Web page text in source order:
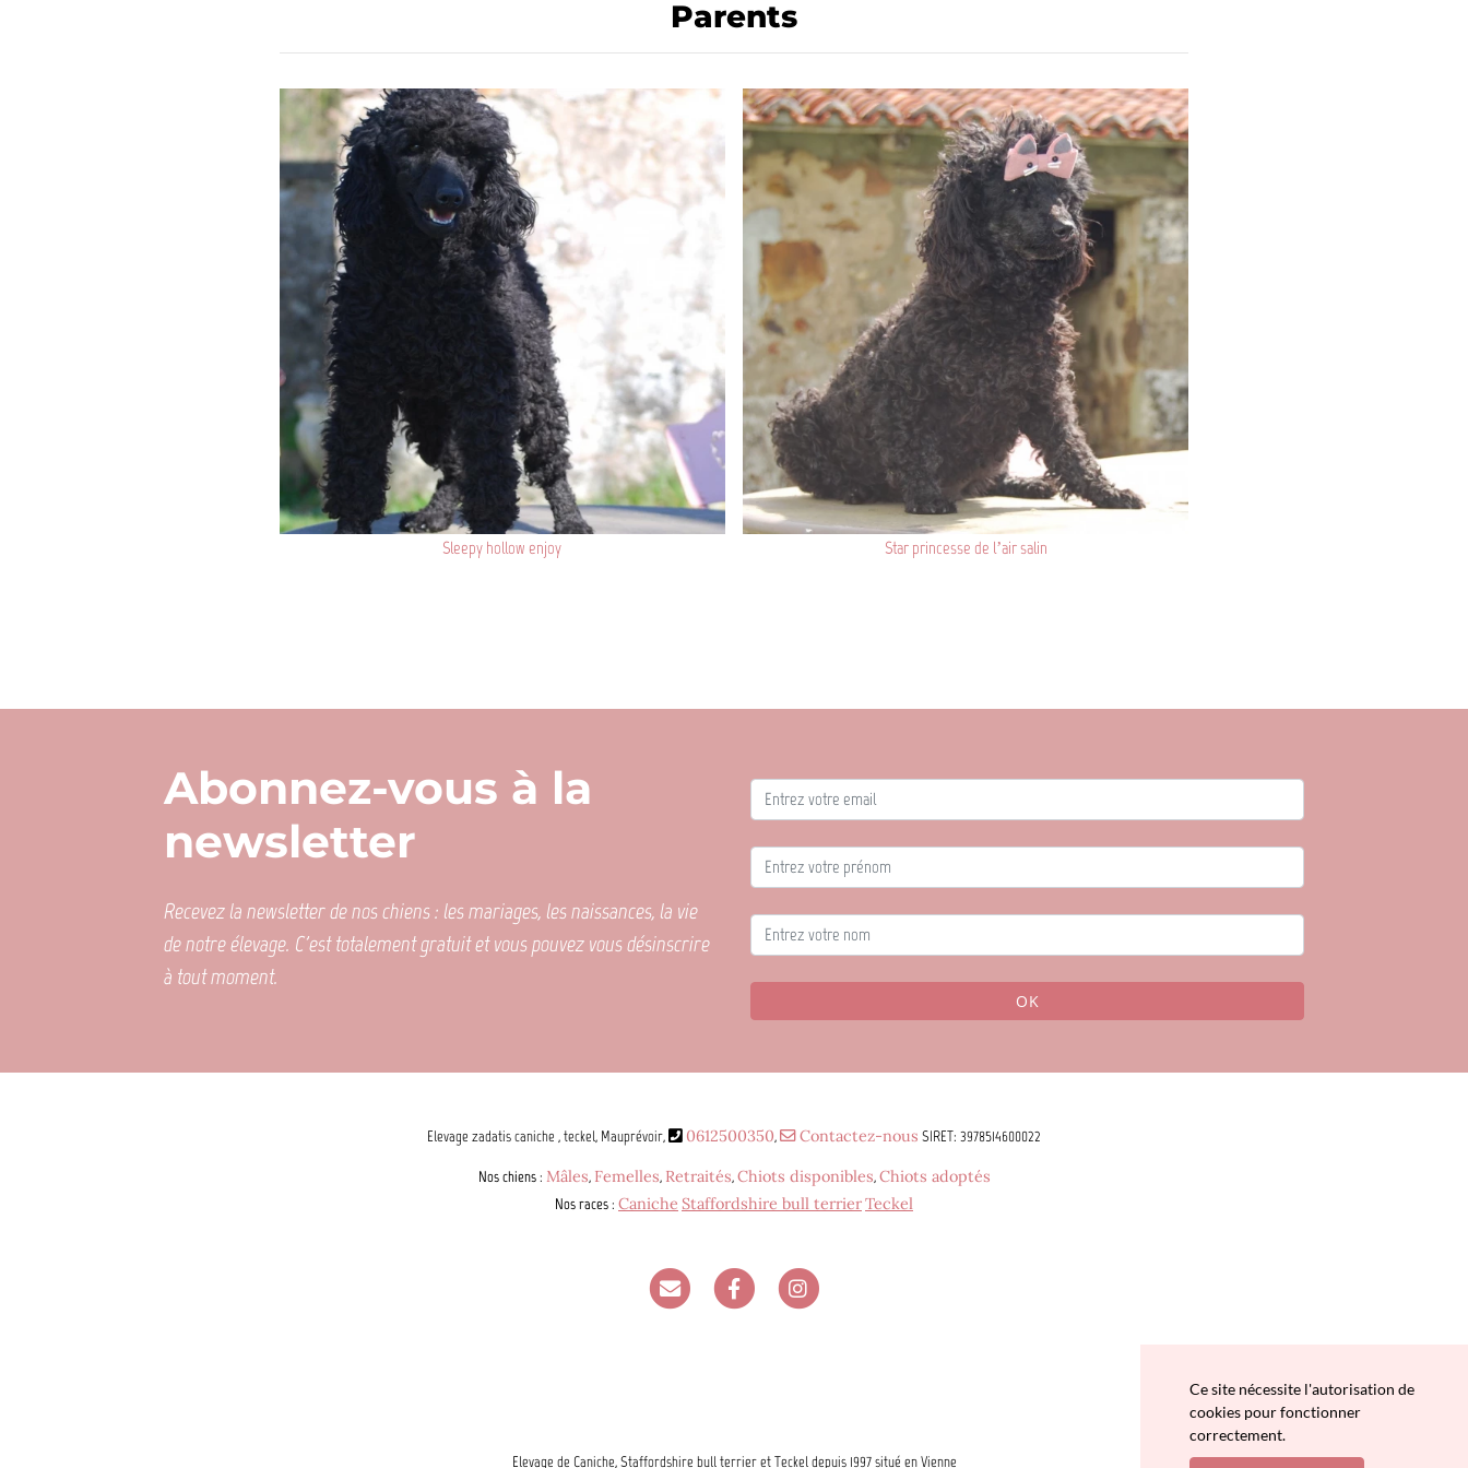
Parents
Sleepy hollow enjoy Star princesse de l’air salin
Abonnez-vous à la
newsletter
Recevez la newsletter de nos chiens : les mariages, les naissances, la vie
de notre élevage. C'est totalement gratuit et vous pouvez vous désinscrire
à tout moment.
OK
Elevage zadatis caniche , teckel, Mauprévoir, 0612500350, Contactez-nous SIRET: 3978514600022
Nos chiens: Mâles, Femelles, Retraités,Chiots disponibles,Chiots adoptés
Nos races: Caniche Staffordshire bull terrierTeckel
Elevage de Caniche, Staffordshire bull terrier et Teckel depuis 1997 situé en Vienne
Ce site nécessite l'autorisation de
cookies pour fonctionner
correctement.